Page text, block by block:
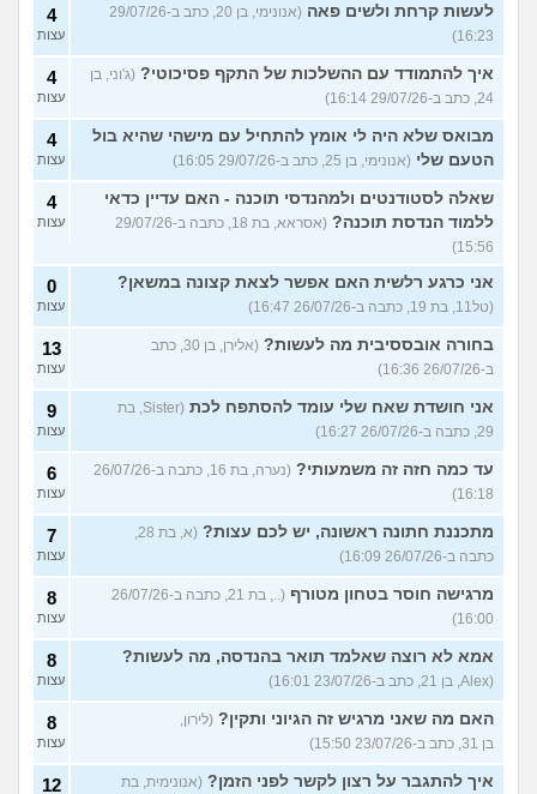
לעשות קרחת ולשים פאה
(אנונימי, בן 20, כתב ב-29/07/26
16:23)
4
עצות
איך להתמודד עם ההשלכות של התקף פסיכוטי? (ג'וני, בן
24, כתב ב-29/07/26 16:14)
4
עצות
מבואס שלא היה לי אומץ להתחיל עם מישהי שהיא בול
הטעם שלי (אנונימי, בן 25, כתב ב-29/07/26 16:05)
4
עצות
שאלה לסטודנטים ולמהנדסי תוכנה - האם עדיין כדאי
ללמוד הנדסת תוכנה?
(אסראא, בת 18, כתבה ב-29/07/26
15:56)
4
עצות
אני כרגע רלשית האם אפשר לצאת קצונה במשאן?
(טל11, בת 19, כתבה ב-26/07/26 16:47)
0
עצות
בחורה אובססיבית מה לעשות?
(אלירן, בן 30, כתב
ב-26/07/26 16:36)
13
עצות
אני חושדת שאח שלי עומד להסתפח לכת
(Sister, בת
29, כתבה ב-26/07/26 16:27)
9
עצות
עד כמה חזה זה משמעותי?
(נערה, בת 16, כתבה ב-26/07/26
16:18)
6
עצות
מתכננת חתונה ראשונה, יש לכם עצות?
כתבה ב-26/07/26 16:09)
7
עצות
מרגישה חוסר בטחון מטורף
(.., בת 21, כתבה ב-26/07/26
16:00)
8
עצות
אמא לא רוצה שאלמד תואר בהנדסה, מה לעשות?
(Alex, בן 21, כתב ב-23/07/26 16:01)
8
עצות
האם מה שאני מרגיש זה הגיוני ותקין? (לירון,
בן 31, כתב ב-23/07/26 15:50)
8
עצות
איך להתגבר על רצון לקשר לפני הזמן? (אנונימית, בת 12